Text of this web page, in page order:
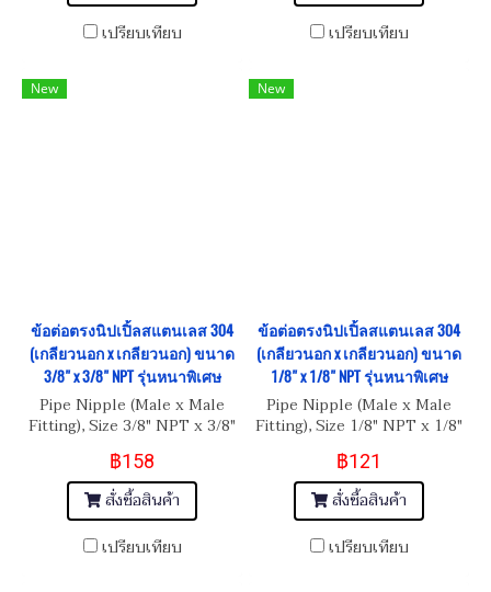
เปรียบเทียบ
เปรียบเทียบ
New
ข้อต่อตรงนิปเปิ้ลสแตนเลส 304
(เกลียวนอก x เกลียวนอก) ขนาด
3/8" x 3/8" NPT รุ่นหนาพิเศษ
Pipe Nipple (Male x Male
Fitting), Size 3/8" NPT x 3/8"
NPT
฿158
สั่งซื้อสินค้า
เปรียบเทียบ
New
ข้อต่อตรงนิปเปิ้ลสแตนเลส 304
(เกลียวนอก x เกลียวนอก) ขนาด
1/8" x 1/8" NPT รุ่นหนาพิเศษ
Pipe Nipple (Male x Male
Fitting), Size 1/8" NPT x 1/8"
NPT
฿121
สั่งซื้อสินค้า
เปรียบเทียบ